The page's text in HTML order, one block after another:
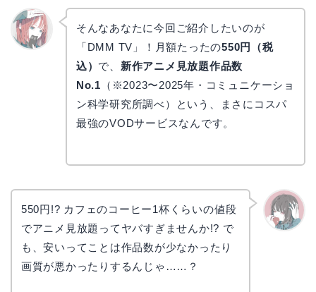
そんなあなたに今回ご紹介したいのが
「DMM TV」！月額たったの550円（税
込） で、 新作アニメ見放題作品数
No.1 （※2023〜2025年・コミュニケーショ
ン科学研究所調べ）という、まさにコスパ
最強のVODサービスなんです。
550円!? カフェのコーヒー1杯くらいの値段
でアニメ見放題ってヤバすぎませんか!? で
も、安いってことは作品数が少なかったり
画質が悪かったりするんじゃ……？